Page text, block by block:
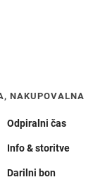
Odpiralni čas
Info & storitve
Darilni bon